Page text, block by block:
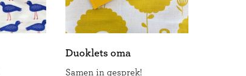
Duoklets oma
Samen in gesprek!